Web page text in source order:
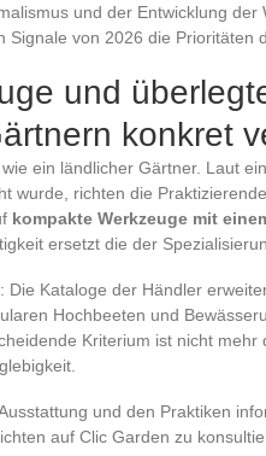
und der Entwicklung der
Signale von 2026 die Prioritäten
und
konkret
ein ländlicher Gärtner. Laut
wurde, richten die
kompakte Werkzeuge mit
ersetzt die der
Kataloge der Händler
Hochbeeten und
Kriterium ist nicht mehr
und den Praktiken
auf Clic Garden zu